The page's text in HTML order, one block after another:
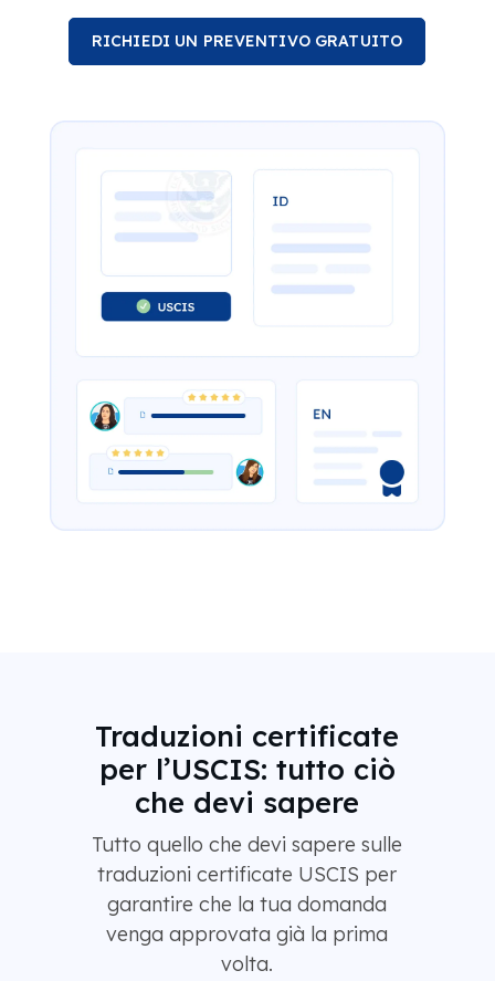
RICHIEDI UN PREVENTIVO GRATUITO
Traduzioni certificate
per l’USCIS: tutto ciò
che devi sapere
Tutto quello che devi sapere sulle
traduzioni certificate USCIS per
garantire che la tua domanda
venga approvata già la prima
volta.